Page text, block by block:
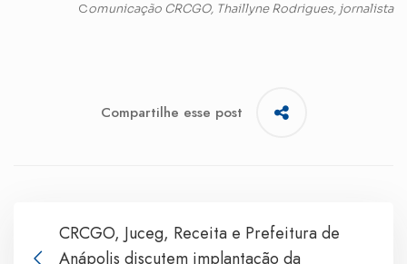
Comunicação CRCGO, Thaillyne Rodrigues, jornalista
Compartilhe esse post
CRCGO, Juceg, Receita e Prefeitura de
Anápolis discutem implantação da